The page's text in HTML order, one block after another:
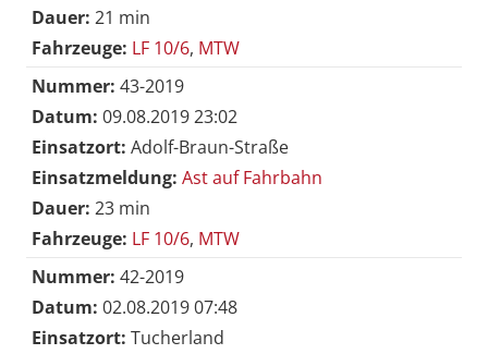
Dauer: 21 min
Fahrzeuge: LF 10/6, MTW
Nummer: 43-2019
Datum: 09.08.2019 23:02
Einsatzort: Adolf-Braun-Straße
Einsatzmeldung: Ast auf Fahrbahn
Dauer: 23 min
Fahrzeuge: LF 10/6, MTW
Nummer: 42-2019
Datum: 02.08.2019 07:48
Einsatzort: Tucherland